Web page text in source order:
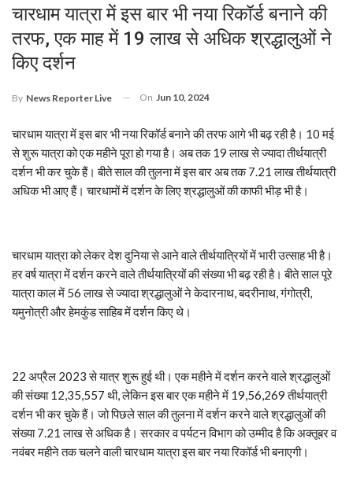
चारधाम यात्रा में इस बार भी नया रिकॉर्ड बनाने की
तरफ, एक माह में 19 लाख से अधिक श्रद्धालुओं ने
किए दर्शन
By News Reporter Live On Jun 10, 2024
चारधाम यात्रा में इस बार भी नया रिकॉर्ड बनाने की तरफ आगे भी बढ़ रही है। 10 मई
से शुरू यात्रा को एक महीने पूरा हो गया है। अब तक 19 लाख से ज्यादा तीर्थयात्री
दर्शन भी कर चुके हैं। बीते साल की तुलना में इस बार अब तक 7.21 लाख तीर्थयात्री
अधिक भी आए हैं। चारधामों में दर्शन के लिए श्रद्धालुओं की काफी भीड़ भी है।
चारधाम यात्रा को लेकर देश दुनिया से आने वाले तीर्थयात्रियों में भारी उत्साह भी है।
हर वर्ष यात्रा में दर्शन करने वाले तीर्थयात्रियों की संख्या भी बढ़ रही है। बीते साल पूरे
यात्रा काल में 56 लाख से ज्यादा श्रद्धालुओं ने केदारनाथ, बदरीनाथ, गंगोत्री,
यमुनोत्री और हेमकुंड साहिब में दर्शन किए थे।
22 अप्रैल 2023 से यात्र शुरू हुई थी। एक महीने में दर्शन करने वाले श्रद्धालुओं
की संख्या 12,35,557 थी, लेकिन इस बार एक महीने में 19,56,269 तीर्थयात्री
दर्शन भी कर चुके हैं। जो पिछले साल की तुलना में दर्शन करने वाले श्रद्धालुओं की
संख्या 7.21 लाख से अधिक है। सरकार व पर्यटन विभाग को उम्मीद है कि अक्तूबर व
नवंबर महीने तक चलने वाली चारधाम यात्रा इस बार नया रिकॉर्ड भी बनाएगी।